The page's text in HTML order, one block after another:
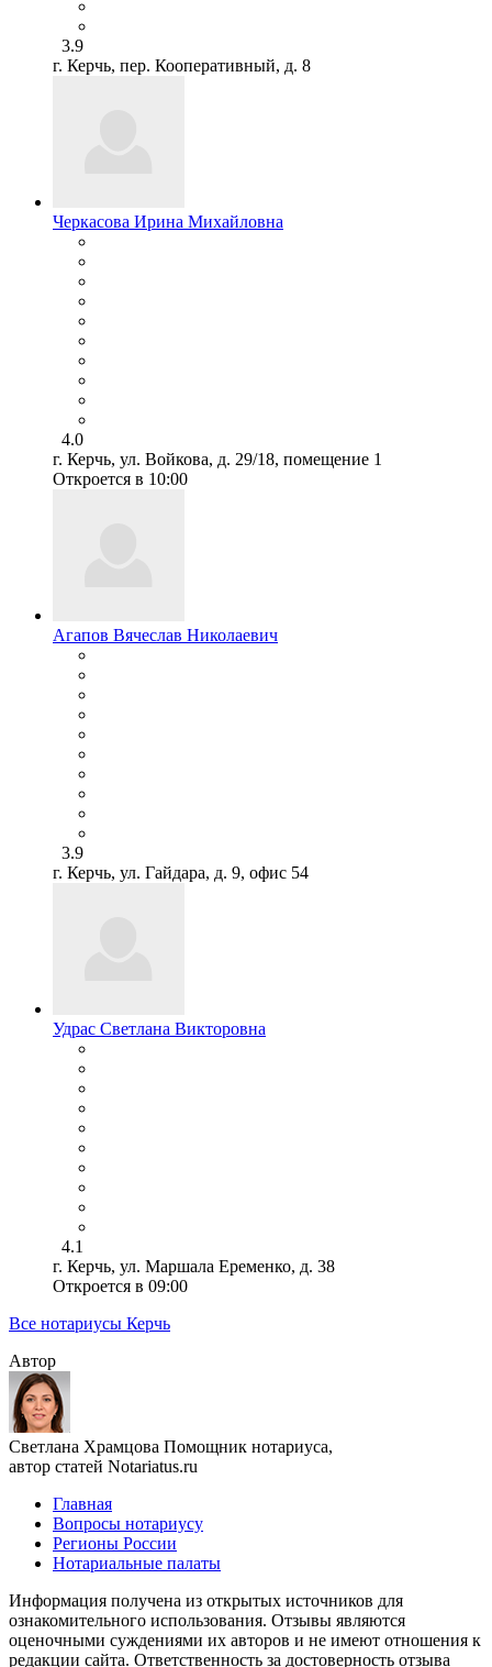
3.9
г. Керчь, пер. Кооперативный, д. 8
Черкасова Ирина Михайловна
4.0
г. Керчь, ул. Войкова, д. 29/18, помещение 1
Откроется в 10:00
Агапов Вячеслав Николаевич
3.9
г. Керчь, ул. Гайдара, д. 9, офис 54
Удрас Светлана Викторовна
4.1
г. Керчь, ул. Маршала Еременко, д. 38
Откроется в 09:00
Все нотариусы Керчь
Автор
Светлана Храмцова Помощник нотариуса,
автор статей Notariatus.ru
Главная
Вопросы нотариусу
Регионы России
Нотариальные палаты
Информация получена из открытых источников для
ознакомительного использования. Отзывы являются
оценочными суждениями их авторов и не имеют отношения к
редакции сайта. Ответственность за достоверность отзыва